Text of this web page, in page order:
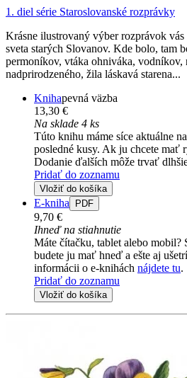
1. diel série Staroslovanské rozprávky
Krásne ilustrovaný výber rozprávok vás
sveta starých Slovanov. Kde bolo, tam
permoníkov, vtáka ohniváka, vodníkov,
nadprirodzeného, žila láskavá starena...
Knihapevná väzba
13,30 €
Na sklade 4 ks
Túto knihu máme síce aktuálne
posledné kusy. Ak ju chcete mať
Dodanie ďalších môže trvať
Pridať do zoznamu
Vložiť do košíka
E-kniha PDF
9,70 €
Ihneď na stiahnutie
Máte čítačku, tablet alebo mobil?
budete ju mať hneď a ešte aj
informácii o e-knihách nájdete tu.
Pridať do zoznamu
Vložiť do košíka